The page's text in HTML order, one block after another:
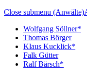
Close submenu (Anwälte)
Wolfgang Söllner*
Thomas Börger
Klaus Kucklick*
Falk Gütter
Ralf Bärsch*